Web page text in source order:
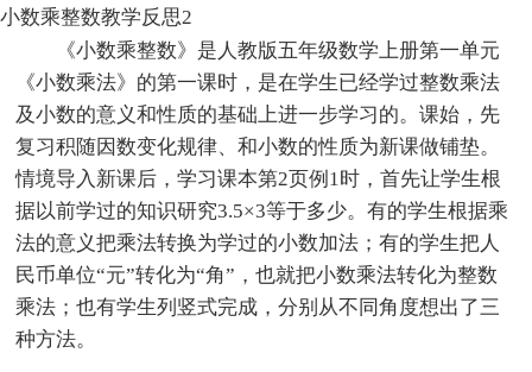
小数乘整数教学反思2
《小数乘整数》是人教版五年级数学上册第一单元
《小数乘法》的第一课时，是在学生已经学过整数乘法
及小数的意义和性质的基础上进一步学习的。课始，先
复习积随因数变化规律、和小数的性质为新课做铺垫。
情境导入新课后，学习课本第2页例1时，首先让学生根
据以前学过的知识研究3.5×3等于多少。有的学生根据乘
法的意义把乘法转换为学过的小数加法；有的学生把人
民币单位“元”转化为“角”，也就把小数乘法转化为整数
乘法；也有学生列竖式完成，分别从不同角度想出了三
种方法。